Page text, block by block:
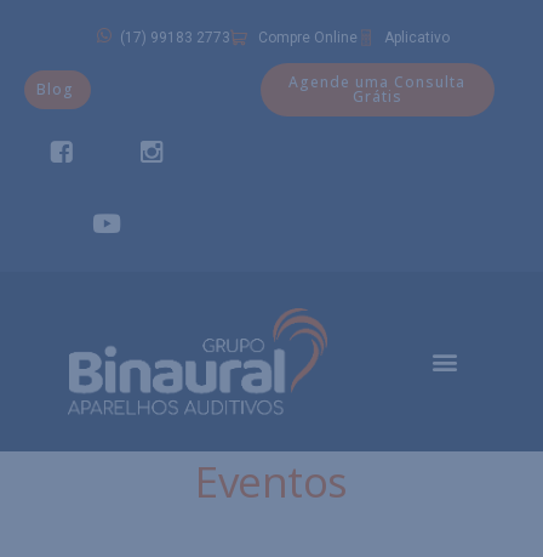
(17) 99183 2773 Compre Online Aplicativo
Blog Agende uma Consulta
Grátis
Eventos